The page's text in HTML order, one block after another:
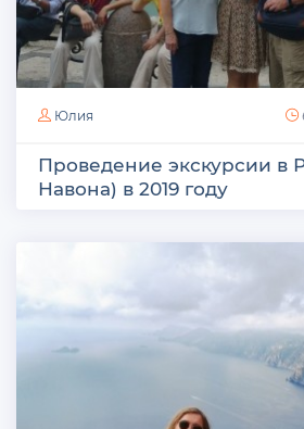
Юлия
Проведение экскурсии в
Навона) в 2019 году